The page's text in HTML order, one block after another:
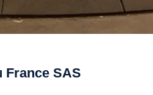
France SAS